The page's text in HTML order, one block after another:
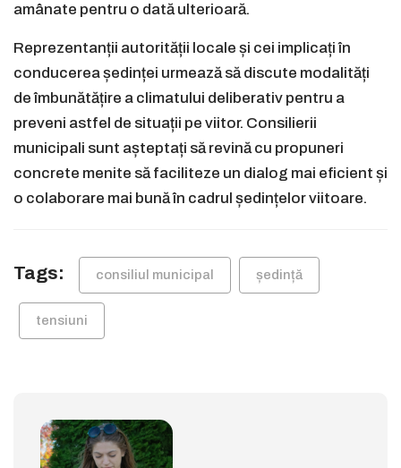
amânate pentru o dată ulterioară.
Reprezentanții autorității locale și cei implicați în
conducerea ședinței urmează să discute modalități
de îmbunătățire a climatului deliberativ pentru a
preveni astfel de situații pe viitor. Consilierii
municipali sunt așteptați să revină cu propuneri
concrete menite să faciliteze un dialog mai eficient și
o colaborare mai bună în cadrul ședințelor viitoare.
Tags: consiliul municipal ședință
tensiuni